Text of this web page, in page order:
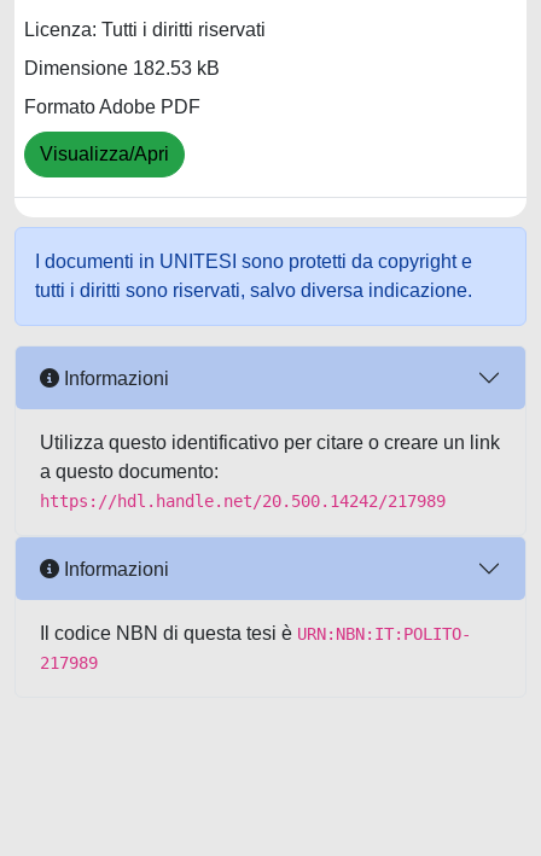
Licenza: Tutti i diritti riservati
Dimensione 182.53 kB
Formato Adobe PDF
Visualizza/Apri
I documenti in UNITESI sono protetti da copyright e
tutti i diritti sono riservati, salvo diversa indicazione.
Informazioni
Utilizza questo identificativo per citare o creare un link
a questo documento:
https://hdl.handle.net/20.500.14242/217989
Informazioni
Il codice NBN di questa tesi è URN:NBN:IT:POLITO-
217989